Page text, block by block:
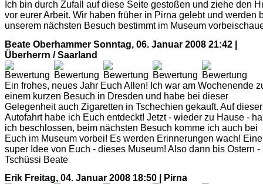
Ich bin durch Zufall auf diese Seite gestoßen und ziehe den
vor eurer Arbeit. Wir haben früher in Pirna gelebt und werden
unserem nächsten Besuch bestimmt im Museum
Beate Oberhammer Sonntag, 06. Januar 2008 21:42 |
Überherrn / Saarland
Ein frohes, neues Jahr Euch Allen! Ich war am Wochenende
einem kurzen Besuch in Dresden und habe bei dieser
Gelegenheit auch Zigaretten in Tschechien gekauft. Auf dieser
Autofahrt habe ich Euch entdeckt! Jetzt - wieder zu Hause -
ich beschlossen, beim nächsten Besuch komme ich auch bei
Euch im Museum vorbei! Es werden Erinnerungen wach! Eine
super Idee von Euch - dieses Museum! Also dann bis Ostern -
Tschüssi Beate
Erik Freitag, 04. Januar 2008 18:50 | Pirna